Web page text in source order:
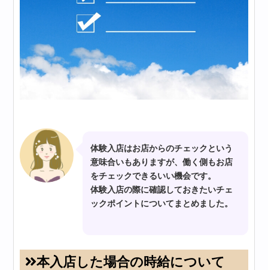
体験入店はお店からのチェックという
意味合いもありますが、働く側もお店
をチェックできるいい機会です。
体験入店の際に確認しておきたいチェ
ックポイントについてまとめました。
本入店した場合の時給について